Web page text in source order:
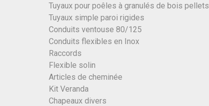
Tuyaux pour poêles à granulés de bois pellets
Tuyaux simple paroi rigides
Conduits ventouse 80/125
Conduits flexibles en Inox
Raccords
Flexible solin
Articles de cheminée
Kit Veranda
Chapeaux divers